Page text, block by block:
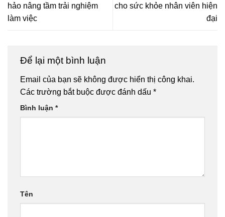
hảo nâng tầm trải nghiệm
làm việc
cho sức khỏe nhân viên hiện
đại
Để lại một bình luận
Email của bạn sẽ không được hiển thị công khai.
Các trường bắt buộc được đánh dấu *
Bình luận *
Tên